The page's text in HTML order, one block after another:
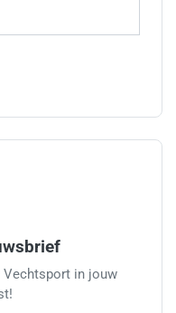
Vechtsport in jouw